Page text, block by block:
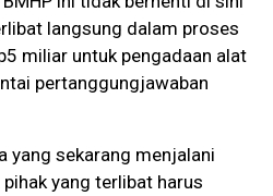
langsung dalam proses
miliar untuk pengadaan alat
pertanggungjawaban
yang sekarang menjalani
yang terlibat harus